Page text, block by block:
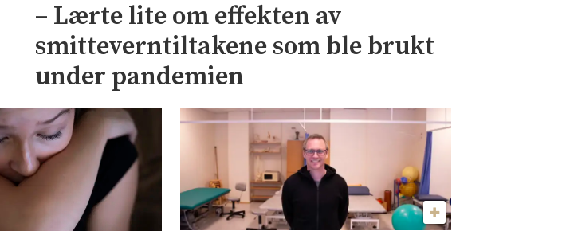
– Lærte lite om effekten av
smitteverntiltakene som ble brukt
under pandemien